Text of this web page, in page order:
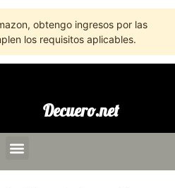
obtengo ingresos por las
los requisitos aplicables.
Decuero.net